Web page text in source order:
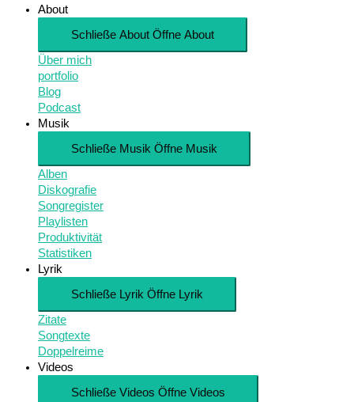
About
Schließe About Öffne About
Über mich
portfolio
Blog
Podcast
Musik
Schließe Musik Öffne Musik
Alben
Diskografie
Songregister
Playlisten
Produktivität
Statistiken
Lyrik
Schließe Lyrik Öffne Lyrik
Zitate
Songtexte
Doppelreime
Videos
Schließe Videos Öffne Videos